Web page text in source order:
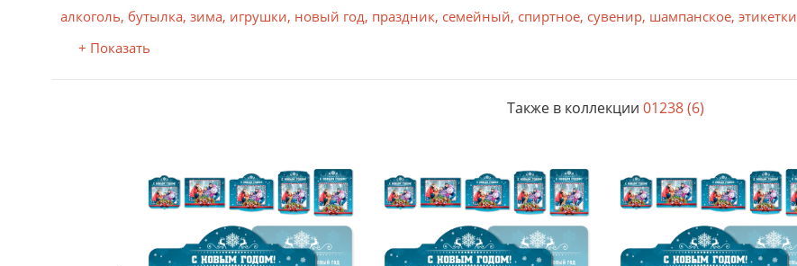
алкоголь, бутылка, зима, игрушки, новый год, праздник, семейный, спиртное, сувенир, шампанское, этикетки
+ Показать
Также в коллекции 01238 (6)